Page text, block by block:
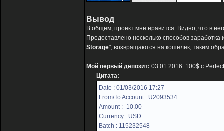
Вывод
В общем, проект мне нравится. Видно, что в
Предоставлено несколько способов
Storage", возвращаются на кошелёк, таким
Мой первый депозит: 03.01.2016: 100$ с
Цитата:
Date : 01/03/2016 17:27
From/To Account : U2093534
Amount : -10.00
Currency : USD
Batch : 115232548